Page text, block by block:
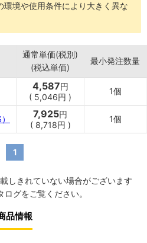
環境や使用条件により大きく異な
通常単価(税別)
(税込単価)
最小発注数量
4,587円
( 5,046円 )
1個
7,925円
( 8,718円 )
1個
1
しきれていない場合がございます
ログをご覧ください。
品情報